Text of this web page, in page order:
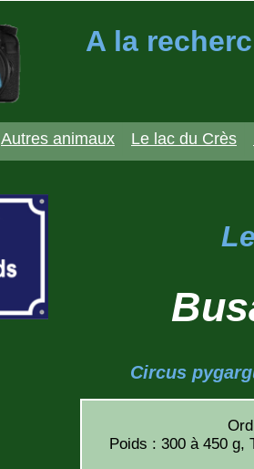
A la
Autres animaux Le lac du Crès
Circus
Poids : 300 à 450 g,